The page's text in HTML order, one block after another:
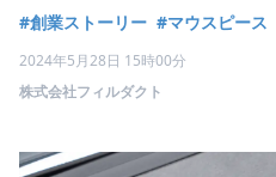
#創業ストーリー #マウスピース
2024年5月28日 15時00分
株式会社フィルダクト